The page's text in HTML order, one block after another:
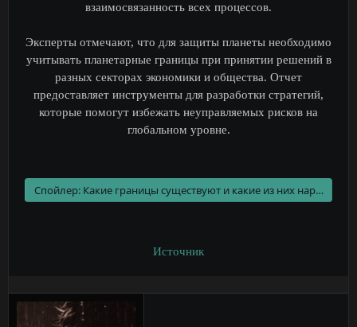
взаимосвязанность всех процессов.
Эксперты отмечают, что для защиты планеты необходимо
учитывать планетарные границы при принятии решений в
разных секторах экономики и общества. Отчет
предоставляет инструменты для разработки стратегий,
которые помогут избежать неуправляемых рисков на
глобальном уровне.
Спойлер: Какие границы существуют и какие из них нарушены?
Источник